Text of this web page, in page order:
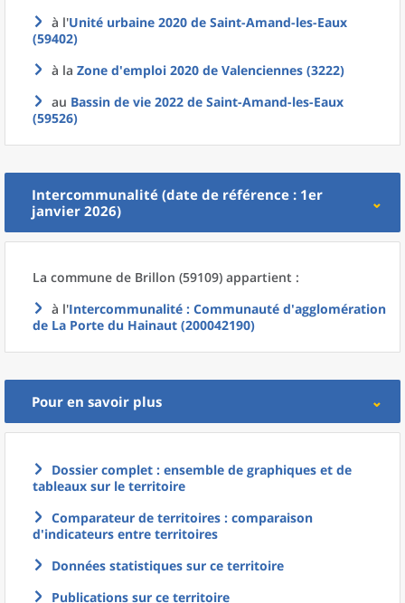
à l'Unité urbaine 2020 de Saint-Amand-les-Eaux
(59402)
à la Zone d'emploi 2020 de Valenciennes (3222)
au Bassin de vie 2022 de Saint-Amand-les-Eaux
(59526)
Intercommunalité (date de référence : 1er
janvier 2026)
La commune de Brillon (59109) appartient :
à l'Intercommunalité : Communauté d'agglomération
de La Porte du Hainaut (200042190)
Pour en savoir plus
Dossier complet : ensemble de graphiques et de
tableaux sur le territoire
Comparateur de territoires : comparaison
d'indicateurs entre territoires
Données statistiques sur ce territoire
Publications sur ce territoire